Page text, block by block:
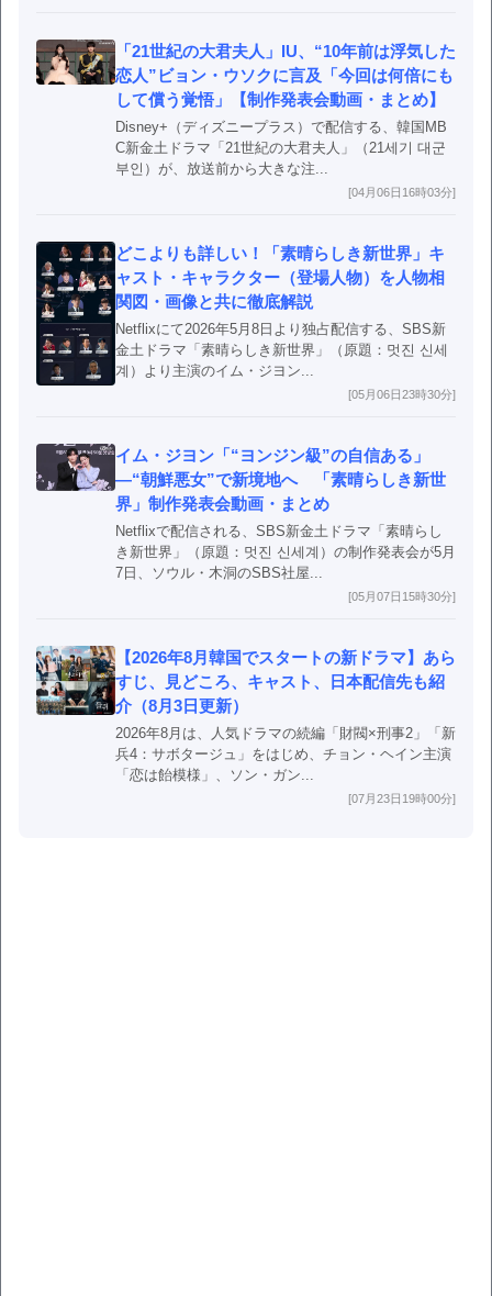
「21世紀の大君夫人」IU、“10年前は浮気した
恋人”ビョン・ウソクに言及「今回は何倍にも
して償う覚悟」【制作発表会動画・まとめ】
Disney+（ディズニープラス）で配信する、韓国MB
C新金土ドラマ「21世紀の大君夫人」（21세기 대군
부인）が、放送前から大きな注...
[04月06日16時03分]
どこよりも詳しい！「素晴らしき新世界」キ
ャスト・キャラクター（登場人物）を人物相
関図・画像と共に徹底解説
Netflixにて2026年5月8日より独占配信する、SBS新
金土ドラマ「素晴らしき新世界」（原題：멋진 신세
계）より主演のイム・ジヨン...
[05月06日23時30分]
イム・ジヨン「“ヨンジン級”の自信ある」
―“朝鮮悪女”で新境地へ 「素晴らしき新世
界」制作発表会動画・まとめ
Netflixで配信される、SBS新金土ドラマ「素晴らし
き新世界」（原題：멋진 신세계）の制作発表会が5月
7日、ソウル・木洞のSBS社屋...
[05月07日15時30分]
【2026年8月韓国でスタートの新ドラマ】あら
すじ、見どころ、キャスト、日本配信先も紹
介（8月3日更新）
2026年8月は、人気ドラマの続編「財閥×刑事2」「新
兵4：サボタージュ」をはじめ、チョン・ヘイン主演
「恋は飴模様」、ソン・ガン...
[07月23日19時00分]